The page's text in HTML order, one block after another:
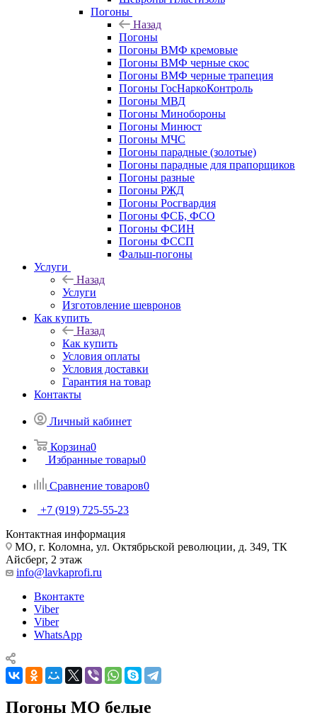
Погоны
Назад
Погоны
Погоны ВМФ кремовые
Погоны ВМФ черные скос
Погоны ВМФ черные трапеция
Погоны ГосНаркоКонтроль
Погоны МВД
Погоны Минобороны
Погоны Минюст
Погоны МЧС
Погоны парадные (золотые)
Погоны парадные для прапорщиков
Погоны разные
Погоны РЖД
Погоны Росгвардия
Погоны ФСБ, ФСО
Погоны ФСИН
Погоны ФССП
Фальш-погоны
Услуги
Назад
Услуги
Изготовление шевронов
Как купить
Назад
Как купить
Условия оплаты
Условия доставки
Гарантия на товар
Контакты
Личный кабинет
Корзина0
Избранные товары0
Сравнение товаров0
+7 (919) 725-55-23
Контактная информация
МО, г. Коломна, ул. Октябрьской революции, д. 349, ТК
Айсберг, 2 этаж
info@lavkaprofi.ru
Вконтакте
Viber
Viber
WhatsApp
Погоны МО белые